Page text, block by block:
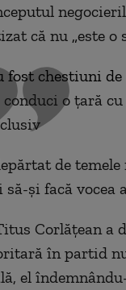
că nu „este o
fost chestiuni
conduci o țară
de
să-şi facă vocea
Corlăţean a
în partid
el